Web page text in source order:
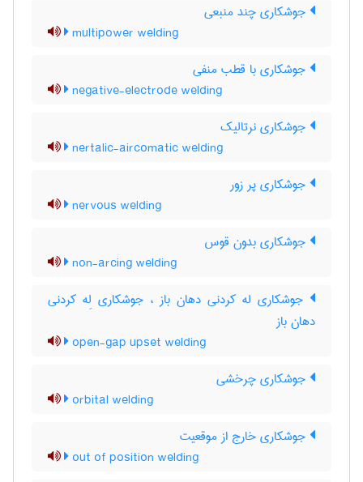
جوشکاری چند منبعی
multipower welding
جوشکاری با قطب منفی
negative-electrode welding
جوشکاری نرتالیک
nertalic-aircomatic welding
جوشکاری پر زور
nervous welding
جوشکاری بدون قوس
non-arcing welding
جوشکاری له کردنی دهان باز ، جوشکاری لِه کردنی
دهان باز
open-gap upset welding
جوشکاری چرخشی
orbital welding
جوشکاری خارج از موقعیت
out of position welding